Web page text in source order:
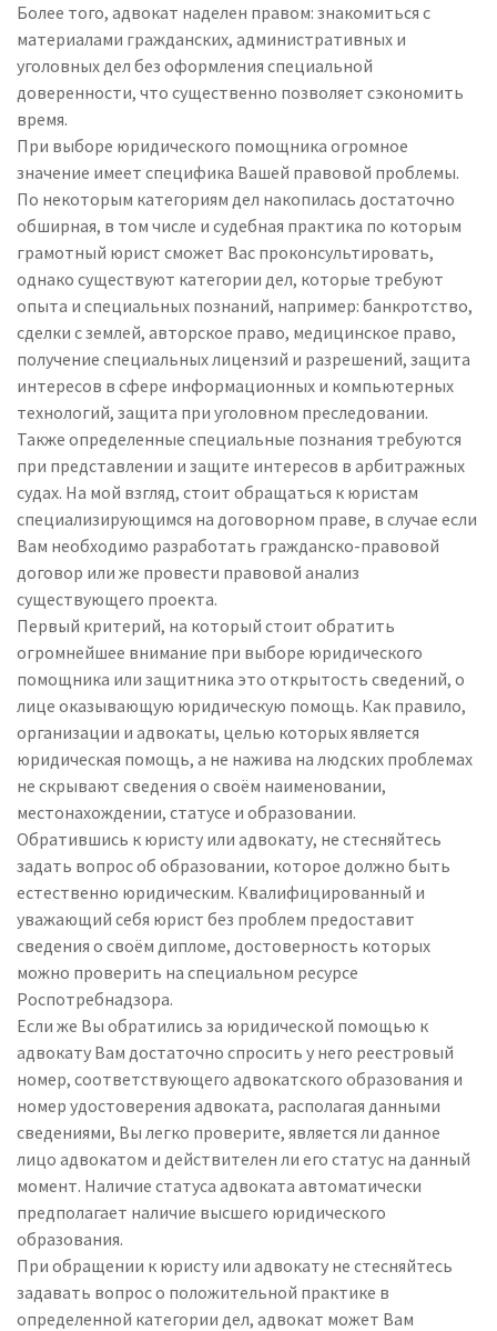
Более того, адвокат наделен правом: знакомиться с
материалами гражданских, административных и
уголовных дел без оформления специальной
доверенности, что существенно позволяет сэкономить
время.
При выборе юридического помощника огромное
значение имеет специфика Вашей правовой проблемы.
По некоторым категориям дел накопилась достаточно
обширная, в том числе и судебная практика по которым
грамотный юрист сможет Вас проконсультировать,
однако существуют категории дел, которые требуют
опыта и специальных познаний, например: банкротство,
сделки с землей, авторское право, медицинское право,
получение специальных лицензий и разрешений, защита
интересов в сфере информационных и компьютерных
технологий, защита при уголовном преследовании.
Также определенные специальные познания требуются
при представлении и защите интересов в арбитражных
судах. На мой взгляд, стоит обращаться к юристам
специализирующимся на договорном праве, в случае если
Вам необходимо разработать гражданско-правовой
договор или же провести правовой анализ
существующего проекта.
Первый критерий, на который стоит обратить
огромнейшее внимание при выборе юридического
помощника или защитника это открытость сведений, о
лице оказывающую юридическую помощь. Как правило,
организации и адвокаты, целью которых является
юридическая помощь, а не нажива на людских проблемах
не скрывают сведения о своём наименовании,
местонахождении, статусе и образовании.
Обратившись к юристу или адвокату, не стесняйтесь
задать вопрос об образовании, которое должно быть
естественно юридическим. Квалифицированный и
уважающий себя юрист без проблем предоставит
сведения о своём дипломе, достоверность которых
можно проверить на специальном ресурсе
Роспотребнадзора.
Если же Вы обратились за юридической помощью к
адвокату Вам достаточно спросить у него реестровый
номер, соответствующего адвокатского образования и
номер удостоверения адвоката, располагая данными
сведениями, Вы легко проверите, является ли данное
лицо адвокатом и действителен ли его статус на данный
момент. Наличие статуса адвоката автоматически
предполагает наличие высшего юридического
образования.
При обращении к юристу или адвокату не стесняйтесь
задавать вопрос о положительной практике в
определенной категории дел, адвокат может Вам